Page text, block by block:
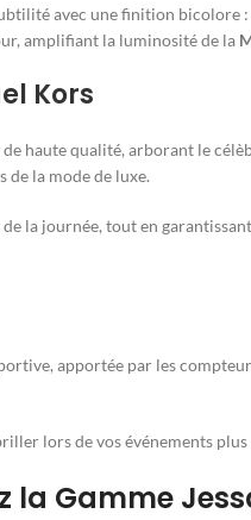
avec une finition bicolore
amplifiant la luminosité de la
Kors
haute qualité, arborant le
de la mode de luxe.
la journée, tout en
apportée par les
lors de vos événements plus
la Gamme